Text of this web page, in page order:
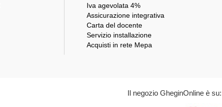
Iva agevolata 4%
Assicurazione integrativa
Carta del docente
Servizio installazione
Acquisti in rete Mepa
Il negozio GheginOnline è su: